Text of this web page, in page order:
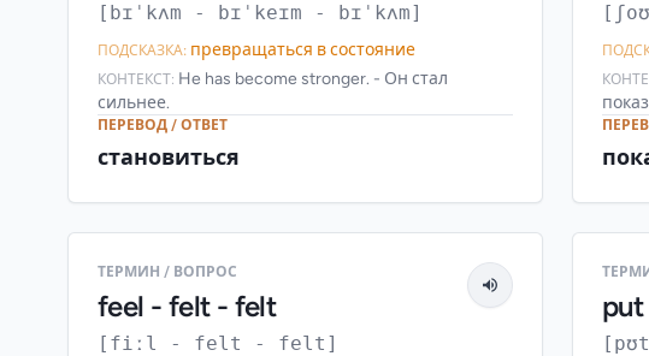
[bɪˈkʌm - bɪˈkeɪm - bɪˈkʌm]
ПОДСКАЗКА: превращаться в состояние
КОНТЕКСТ: He has become stronger. - Он стал
сильнее.
ПЕРЕВОД / ОТВЕТ
становиться
ТЕРМИН / ВОПРОС
feel - felt - felt
[fiːl - felt - felt]